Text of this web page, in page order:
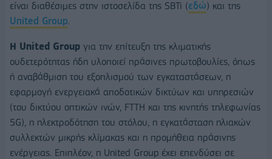
είναι διαθέσιμες στην ιστοσελίδα της SBTi (εδώ) και της
United Group.
Η United Group για την επίτευξη της κλιματικής
ουδετερότητας ήδη υλοποιεί πράσινες πρωτοβουλίες, όπως
ή αναβάθμιση του εξοπλισμού των εγκαταστάσεων, η
εφαρμογή ενεργειακά αποδοτικών δικτύων και υπηρεσιών
(του δικτύου οπτικών ινών, FTTH και της κινητής τηλεφωνίας
5G), η ηλεκτροδότηση του στόλου, η εγκατάσταση ηλιακών
συλλεκτών μικρής κλίμακας και η προμήθεια πράσινης
ενέργειας. Επιπλέον, η United Group έχει επενδύσει σε